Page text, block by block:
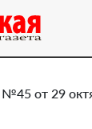
№45 от 29